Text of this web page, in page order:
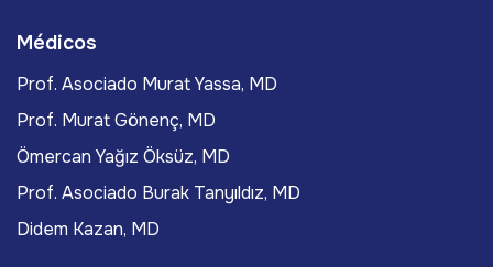
Médicos
Prof. Asociado Murat Yassa, MD
Prof. Murat Gönenç, MD
Ömercan Yağız Öksüz, MD
Prof. Asociado Burak Tanyıldız, MD
Didem Kazan, MD